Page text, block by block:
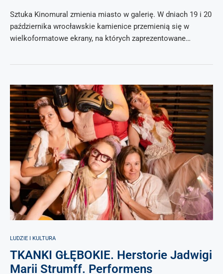
Sztuka Kinomural zmienia miasto w galerię. W dniach 19 i 20
października wrocławskie kamienice przemienią się w
wielkoformatowe ekrany, na których zaprezentowane…
LUDZIE I KULTURA
TKANKI GŁĘBOKIE. Herstorie Jadwigi
Marii Strumff. Performens